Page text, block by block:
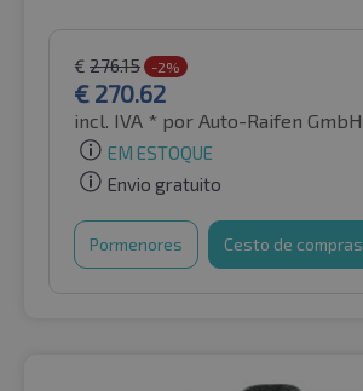
€ 276.15 -2%
€ 270.62
incl. IVA * por Auto-Raifen GmbH
EM ESTOQUE
Envio gratuito
Pormenores Cesto de compras